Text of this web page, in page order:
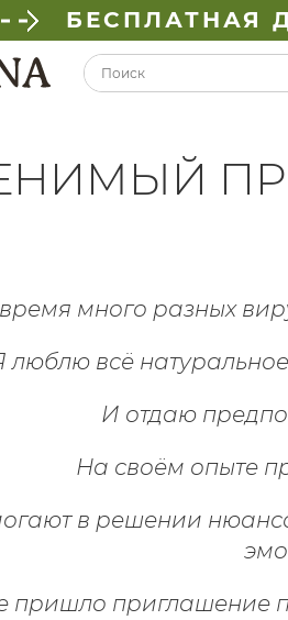
БЕСПЛАТНАЯ
много разных
люблю всё
И отдаю
На своём опыте
в решении
пришло приглашение